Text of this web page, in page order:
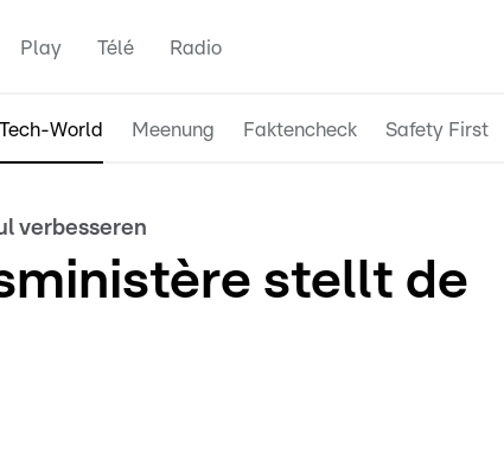
Play Télé Radio
Tech-World Meenung Faktencheck Safety First
verbesseren
stellt de